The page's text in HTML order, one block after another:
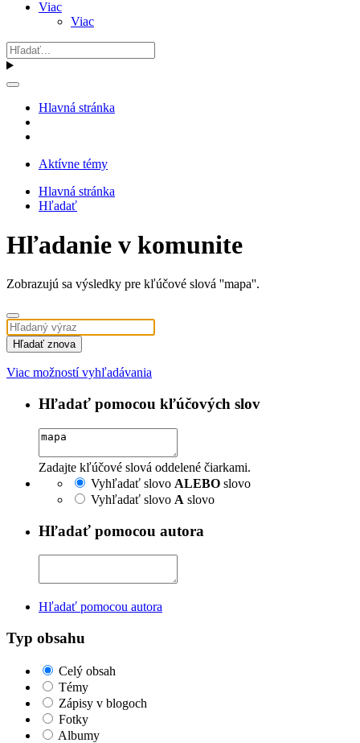
Viac
Viac
Hlavná stránka
Aktívne témy
Hlavná stránka
Hľadať
Hľadanie v komunite
Zobrazujú sa výsledky pre kľúčové slová ''mapa''.
Hľadať znova
Viac možností vyhľadávania
Hľadať pomocou kľúčových slov
Zadajte kľúčové slová oddelené čiarkami.
Vyhľadať slovo ALEBO slovo
Vyhľadať slovo A slovo
Hľadať pomocou autora
Hľadať pomocou autora
Typ obsahu
Celý obsah
Témy
Zápisy v blogoch
Fotky
Albumy